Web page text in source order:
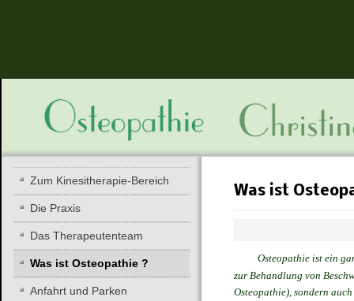
Was ist
Osteopathie ist ein
zur Behandlung von
Osteopathie), sondern
Zum Kinesitherapie-Bereich
Die Praxis
Das Therapeutenteam
Was ist Osteopathie ?
Anfahrt und Parken